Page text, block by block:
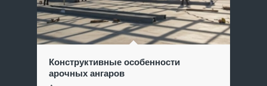
Конструктивные особенности
арочных ангаров